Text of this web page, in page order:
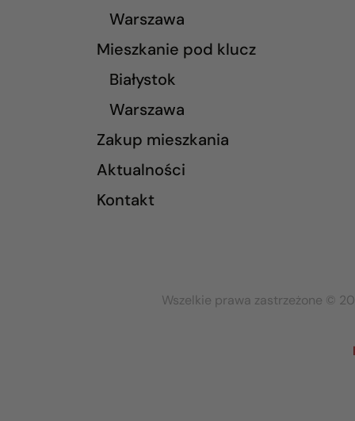
Warszawa
Mieszkanie pod klucz
Białystok
Warszawa
Zakup mieszkania
Aktualności
Kontakt
Wszelkie prawa zastrzeżone ©